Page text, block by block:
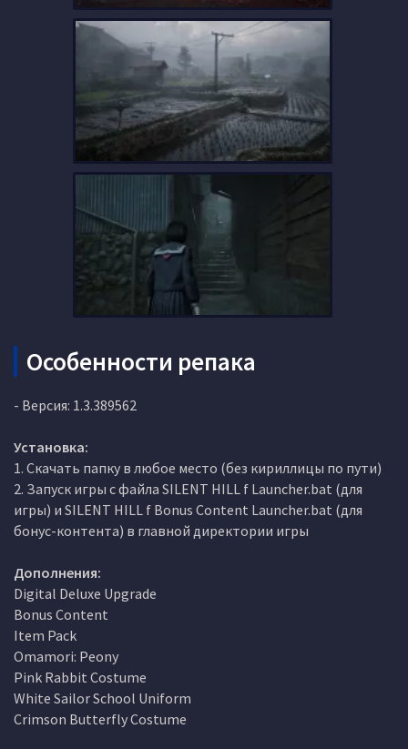
Особенности репака
- Версия: 1.3.389562
Установка:
1. Скачать папку в любое место (без кириллицы по пути)
2. Запуск игры с файла SILENT HILL f Launcher.bat (для
игры) и SILENT HILL f Bonus Content Launcher.bat (для
бонус-контента) в главной директории игры
Дополнения:
Digital Deluxe Upgrade
Bonus Content
Item Pack
Omamori: Peony
Pink Rabbit Costume
White Sailor School Uniform
Crimson Butterfly Costume